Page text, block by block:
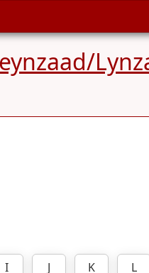
I J K L